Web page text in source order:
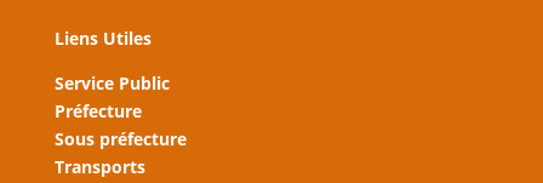
Liens Utiles
Service Public
Préfecture
Sous préfecture
Transports